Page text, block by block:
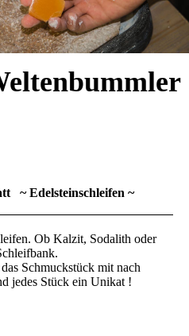
~ Edelsteinschleifen ~
Ob Kalzit, Sodalith oder
unsere Schleifbank.
Schmuckstück mit nach
jedes Stück ein Unikat !